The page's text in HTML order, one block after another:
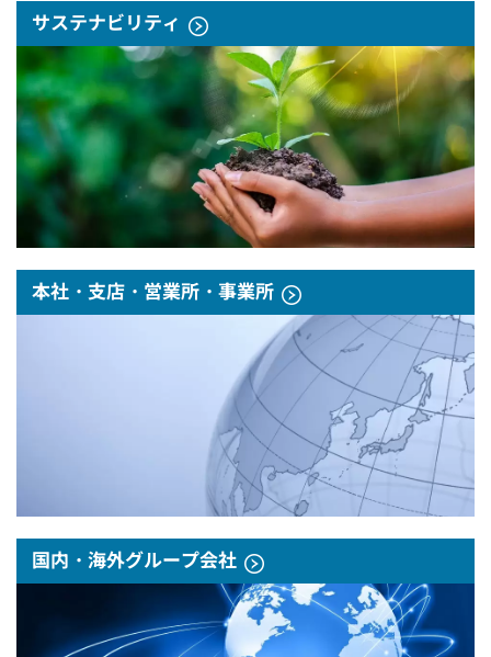
サステナビリティ
本社・支店・営業所・事業所
国内・海外グループ会社